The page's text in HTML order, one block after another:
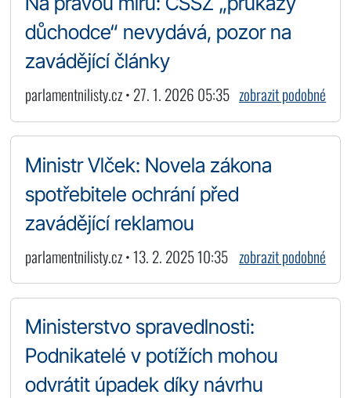
důchodce“ nevydává, pozor na
zavádějící články
parlamentnilisty.cz • 27. 1. 2026 05:35 zobrazit podobné
Ministr Vlček: Novela zákona
spotřebitele ochrání před
zavádějící reklamou
parlamentnilisty.cz • 13. 2. 2025 10:35 zobrazit podobné
Ministerstvo spravedlnosti:
Podnikatelé v potížích mohou
odvrátit úpadek díky návrhu